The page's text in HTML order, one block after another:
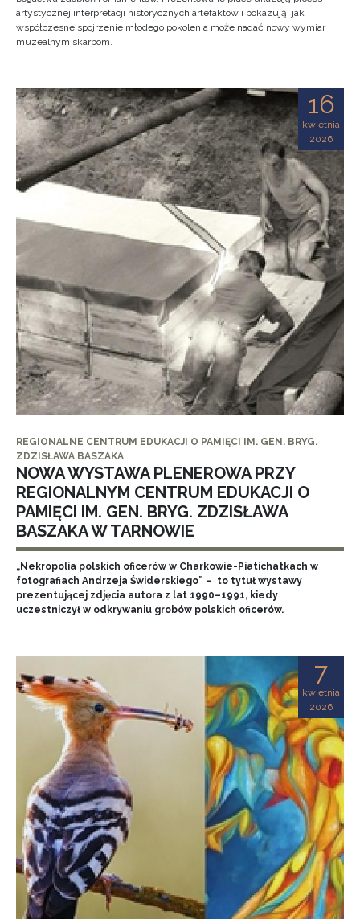
artystycznej interpretacji historycznych artefaktów i pokazują, jak
współczesne spojrzenie młodego pokolenia może nadać nowy wymiar
muzealnym skarbom.
16
kwietnia
2026
REGIONALNE CENTRUM EDUKACJI O PAMIĘCI IM. GEN. BRYG.
ZDZISŁAWA BASZAKA
NOWA WYSTAWA PLENEROWA PRZY
REGIONALNYM CENTRUM EDUKACJI O
PAMIĘCI IM. GEN. BRYG. ZDZISŁAWA
BASZAKA W TARNOWIE
„Nekropolia polskich oficerów w Charkowie-Piatichatkach w
fotografiach Andrzeja Świderskiego” – to tytuł wystawy
prezentującej zdjęcia autora z lat 1990–1991, kiedy
uczestniczył w odkrywaniu grobów polskich oficerów.
7
kwietnia
2026